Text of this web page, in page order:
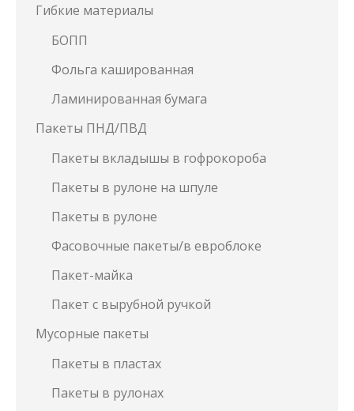
Гибкие материалы
БОПП
Фольга кашированная
Ламинированная бумага
Пакеты ПНД/ПВД
Пакеты вкладышы в гофрокороба
Пакеты в рулоне на шпуле
Пакеты в рулоне
Фасовочные пакеты/в евроблоке
Пакет-майка
Пакет с вырубной ручкой
Мусорные пакеты
Пакеты в пластах
Пакеты в рулонах